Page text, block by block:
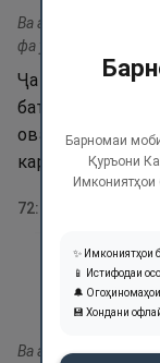
Ва анна минна-л-
фа улаика таҳаррав
Ҷа ба дурустӣ
баъзе аз мо
оварданд, роҳи
кард)-анд.
72:
حَطَبًۭا
Ва амма-л-қоситуна
Барномаи
Қуръони
Имкониятҳои
✨ Имкониятҳои
📱 Истифодаи
🔔
💾 Хондани